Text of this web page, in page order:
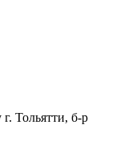
Тольятти, б-р